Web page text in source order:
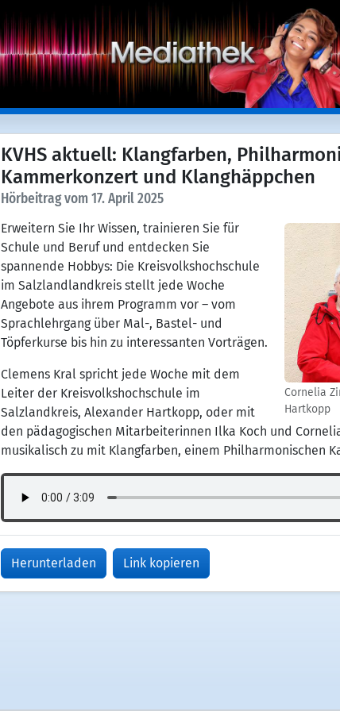
KVHS aktuell: Klangfarben,
Kammerkonzert und Klanghäppchen
Hörbeitrag vom 17. April 2025
Cornelia
Hartkopp
Erweitern Sie Ihr Wissen, trainieren Sie für
Schule und Beruf und entdecken Sie
spannende Hobbys: Die Kreisvolkshochschule
im Salzlandlandkreis stellt jede Woche
Angebote aus ihrem Programm vor – vom
Sprachlehrgang über Mal-, Bastel- und
Töpferkurse bis hin zu interessanten Vorträgen.
Clemens Kral spricht jede Woche mit dem
Leiter der Kreisvolkshochschule im
Salzlandkreis, Alexander Hartkopp, oder mit
den pädagogischen Mitarbeiterinnen Ilka Koch und
musikalisch zu mit Klangfarben, einem Philharmonischen
Herunterladen Link kopieren